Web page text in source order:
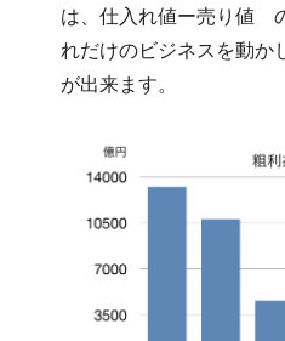
は、仕入れ値ー売り値
れだけのビジネスを動か
が出来ます。